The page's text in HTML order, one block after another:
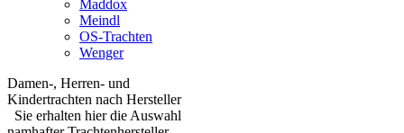
Maddox
Meindl
OS-Trachten
Wenger
Damen-, Herren- und
Kindertrachten nach Hersteller
Sie erhalten hier die Auswahl